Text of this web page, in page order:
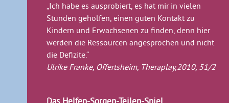
„Ich habe es ausprobiert, es hat mir in vielen
Stunden geholfen, einen guten Kontakt zu
Kindern und Erwachsenen zu finden, denn hier
werden die Ressourcen angesprochen und nicht
die Defizite.“
Ulrike Franke, Offertsheim, Theraplay,2010, 51/2